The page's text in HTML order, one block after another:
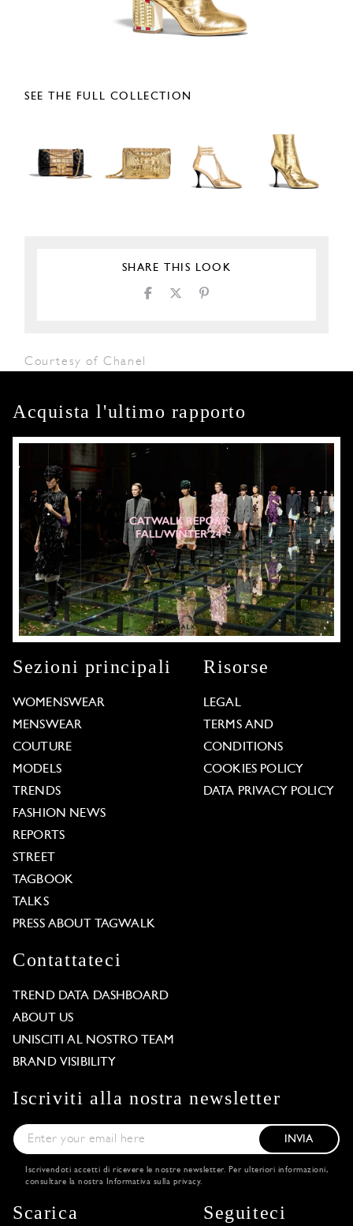
SEE THE FULL COLLECTION
SHARE THIS LOOK
Courtesy of Chanel
Acquista l'ultimo rapporto
Sezioni principali
WOMENSWEAR
MENSWEAR
COUTURE
MODELS
TRENDS
FASHION NEWS
REPORTS
STREET
TAGBOOK
TALKS
PRESS ABOUT TAGWALK
Risorse
LEGAL
TERMS AND
CONDITIONS
COOKIES POLICY
DATA PRIVACY POLICY
Contattateci
TREND DATA DASHBOARD
ABOUT US
UNISCITI AL NOSTRO TEAM
BRAND VISIBILITY
Iscriviti alla nostra newsletter
INVIA
Iscrivendoti accetti di ricevere le nostre newsletter. Per ulteriori informazioni,
consultare la nostra
Informativa sulla privacy.
Scarica Seguiteci